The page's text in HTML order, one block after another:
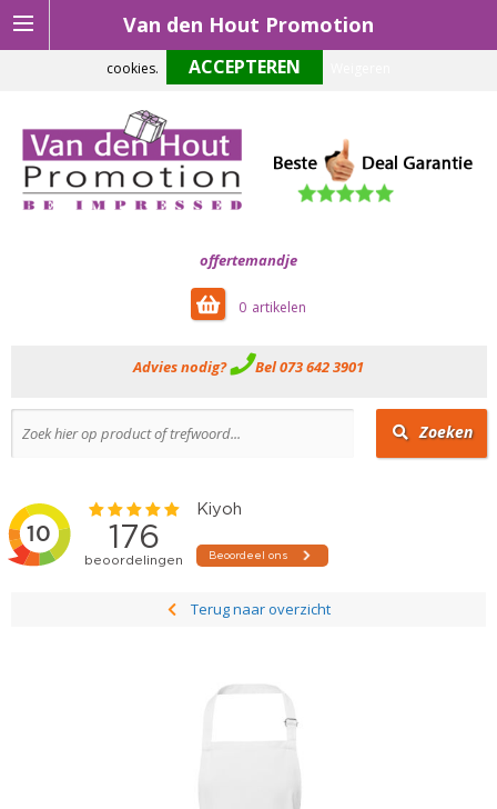
Van den Hout Promotion
offertemandje
0
Advies nodig? Bel 073 642 3901
Zoeken
Terug naar overzicht
Om onze website optimaal te laten functioneren maken wij gebruik van
cookies.